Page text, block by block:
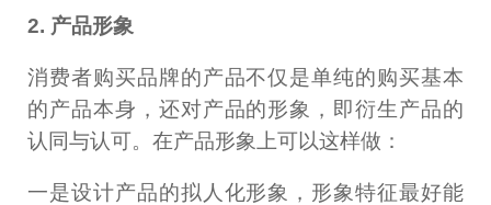
2. 产品形象
消费者购买品牌的产品不仅是单纯的购买基本
的产品本身，还对产品的形象，即衍生产品的
认同与认可。在产品形象上可以这样做：
一是设计产品的拟人化形象，形象特征最好能